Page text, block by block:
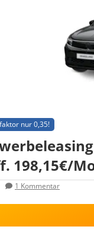
nur 0,35!
198,15€/
1 Kommentar